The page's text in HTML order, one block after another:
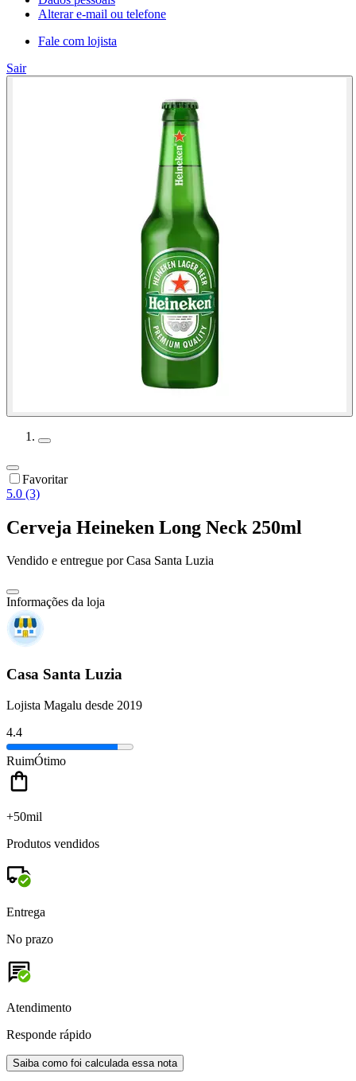
Alterar e-mail ou telefone
Fale com lojista
Sair
Favoritar
5.0 (3)
Cerveja Heineken Long Neck 250ml
Vendido e entregue por Casa Santa Luzia
Informações da loja
Casa Santa Luzia
Lojista Magalu desde 2019
4.4
RuimÓtimo
+50mil
Produtos vendidos
Entrega
No prazo
Atendimento
Responde rápido
Saiba como foi calculada essa nota